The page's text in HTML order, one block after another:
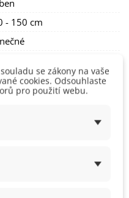
- 150 cm
se zákony na vaše
cookies. Odsouhlaste
pro použití webu.